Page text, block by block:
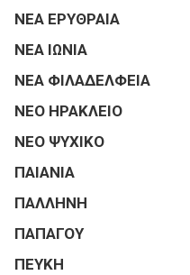
ΝΕΑ ΕΡΥΘΡΑΙΑ
ΝΕΑ ΙΩΝΙΑ
ΝΕΑ ΦΙΛΑΔΕΛΦΕΙΑ
ΝΕΟ ΗΡΑΚΛΕΙΟ
ΝΕΟ ΨΥΧΙΚΟ
ΠΑΙΑΝΙΑ
ΠΑΛΛΗΝΗ
ΠΑΠΑΓΟΥ
ΠΕΥΚΗ